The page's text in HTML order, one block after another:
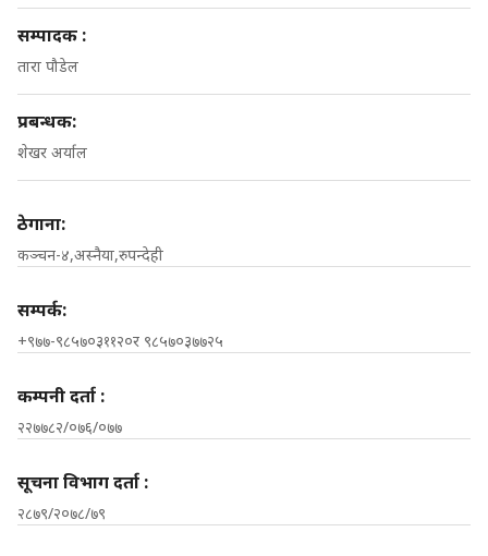
सम्पादक :
तारा पौडेल
प्रबन्धक:
शेखर अर्याल
ठेगाना:
कञ्चन-४,अस्नैया,रुपन्देही
सम्पर्क:
+९७७-९८५७०३११२०र ९८५७०३७७२५
कम्पनी दर्ता :
२२७७८२/०७६/०७७
सूचना विभाग दर्ता :
२८७९/२०७८/७९